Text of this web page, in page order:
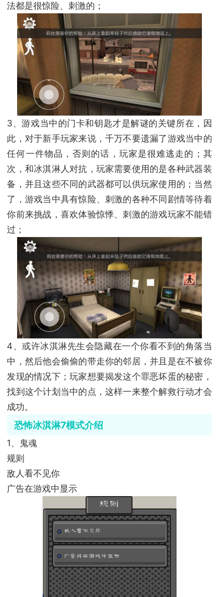
法都是很惊险、刺激的；
3、游戏当中的门卡和钥匙才是解谜的关键所在，因
此，对于新手玩家来说，千万不要遗漏了游戏当中的
任何一件物品，否则的话，玩家是很难逃走的；其
次，和冰淇淋人对抗，玩家需要使用的是各种武器装
备，并且这些不同的武器都可以供玩家使用的；当然
了，游戏当中具有惊险、刺激的各种不同剧情等待着
你前来挑战，喜欢体验惊悸、刺激的游戏玩家不能错
过；
4、或许冰淇淋先生会隐藏在一个你看不到的角落当
中，然后他会偷偷的带走你的邻居，并且是在不被你
发现的情况下；玩家想要揭发这个罪恶坏蛋的秘密，
找到这个计划当中的点，这样一来整个解救行动才会
成功。
恐怖冰淇淋7模式介绍
1、鬼魂
规则
敌人看不见你
广告在游戏中显示